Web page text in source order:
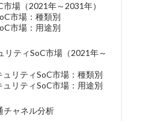
場（2021年～2031年）
市場：種類別
市場：用途別
リティSoC市場（2021年～
リティSoC市場：種類別
リティSoC市場：用途別
チャネル分析